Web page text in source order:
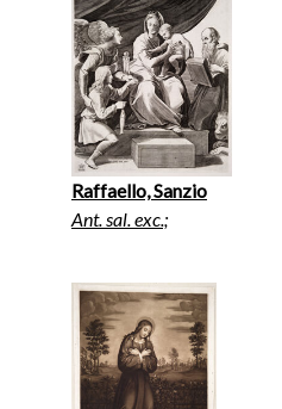
Raffaello, Sanzio
Ant. sal. exc.;